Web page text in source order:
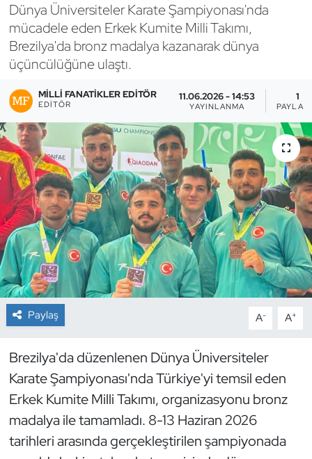
Dünya Üniversiteler Karate Şampiyonası'nda
mücadele eden Erkek Kumite Milli Takımı,
Brezilya'da bronz madalya kazanarak dünya
üçüncülüğüne ulaştı.
MILLI FANATIKLER EDITÖR
EDITÖR
11.06.2026 - 14:53
YAYINLANMA
1
Paylaş A- A+
Brezilya'da düzenlenen Dünya Üniversiteler
Karate Şampiyonası'nda Türkiye'yi temsil eden
Erkek Kumite Milli Takımı, organizasyonu bronz
madalya ile tamamladı. 8-13 Haziran 2026
tarihleri arasında gerçekleştirilen şampiyonada
Bocce Bowling Dart
Boks
Briç
Buz Hokeyi
Buz Pateni
Çim Hokeyi
Cimnastik
Curling
Dağcılık
Dövüş Sanatı
E-Spor
Eskrim